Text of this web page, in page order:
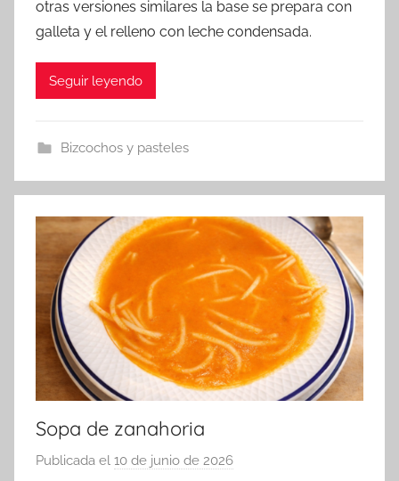
d
m
otras versiones similares la base se prepara con
galleta y el relleno con leche condensada.
Seguir leyendo
Bizcochos y pasteles
Sopa de zanahoria
Publicada el 10 de junio de 2026